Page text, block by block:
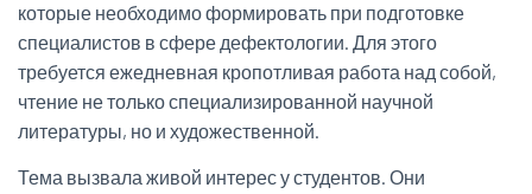
которые необходимо формировать при подготовке
специалистов в сфере дефектологии. Для этого
требуется ежедневная кропотливая работа над собой,
чтение не только специализированной научной
литературы, но и художественной.
Тема вызвала живой интерес у студентов. Они